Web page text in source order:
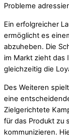
Probleme
Ein erfolgreicher
ermöglicht es
abzuheben. Die
im Markt zieht das
gleichzeitig die
Des Weiteren
eine
Zielgerichtete
für das Produkt zu
kommunizieren.